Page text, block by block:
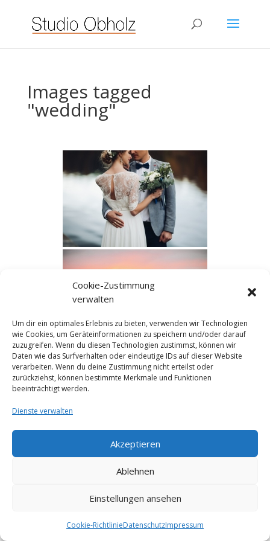
Cookie-Zustimmung
verwalten
Um dir ein optimales Erlebnis zu bieten, verwenden wir Technologien
wie Cookies, um Geräteinformationen zu speichern und/oder darauf
zuzugreifen. Wenn du diesen Technologien zustimmst, können wir
Daten wie das Surfverhalten oder eindeutige IDs auf dieser Website
verarbeiten. Wenn du deine Zustimmung nicht erteilst oder
zurückziehst, können bestimmte Merkmale und Funktionen
beeinträchtigt werden.
Dienste verwalten
Akzeptieren
Ablehnen
Einstellungen ansehen
Cookie-RichtlinieDatenschutzImpressum
Images tagged
"wedding"
Impressum
Cookie-Richtlinie (EU)
© Studio Obholz